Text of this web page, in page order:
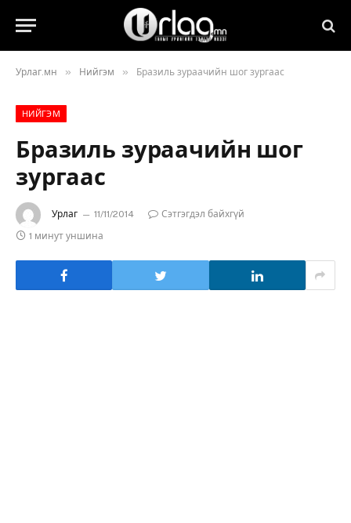
Урлаг.мн » Нийгэм » Бразиль зураачийн шог зургаас
НИЙГЭМ
Бразиль зураачийн шог
зургаас
Урлаг 11/11/2014
Сэтгэгдэл байхгүй
1 минут уншина